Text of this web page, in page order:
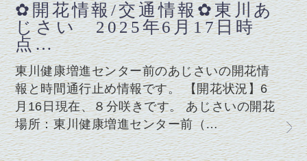
✿開花情報/交通情報✿東川あ
じさい 2025年6月17日時
点…
東川健康増進センター前のあじさいの開花情
報と時間通行止め情報です。 【開花状況】6
月16日現在、８分咲きです。 あじさいの開花
場所：東川健康増進センター前（…